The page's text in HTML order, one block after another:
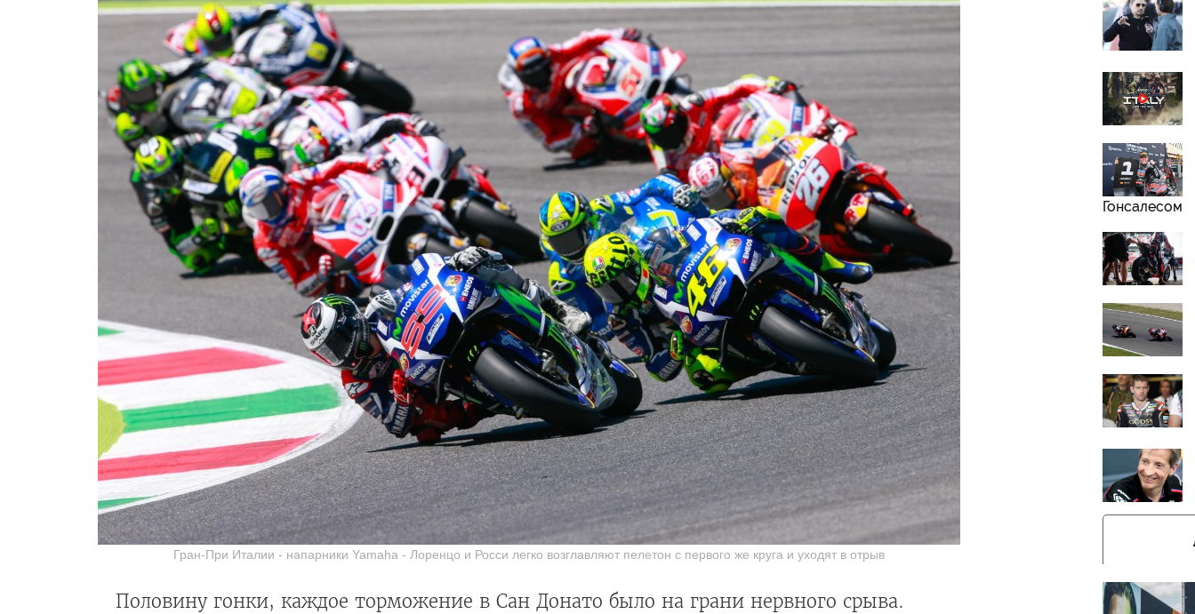
Гонсалесом
Гран-При Италии - напарники Yamaha - Лоренцо и Росси легко возглавляют пелетон с первого же круга и уходят в отрыв
Половину гонки, каждое торможение в Сан Донато было на грани нервного срыва.